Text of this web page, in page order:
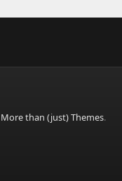
More than (just) Themes.